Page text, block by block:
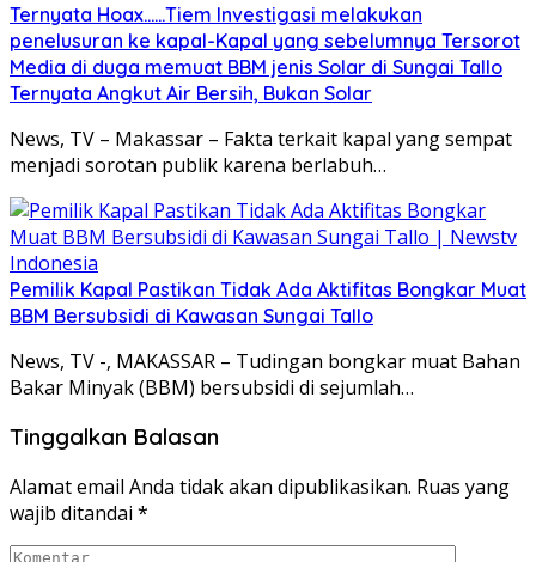
Ternyata Hoax……Tiem Investigasi melakukan
penelusuran ke kapal-Kapal yang sebelumnya Tersorot
Media di duga memuat BBM jenis Solar di Sungai Tallo
Ternyata Angkut Air Bersih, Bukan Solar
News, TV – Makassar – Fakta terkait kapal yang sempat
menjadi sorotan publik karena berlabuh…
Pemilik Kapal Pastikan Tidak Ada Aktifitas Bongkar Muat
BBM Bersubsidi di Kawasan Sungai Tallo
News, TV -, MAKASSAR – Tudingan bongkar muat Bahan
Bakar Minyak (BBM) bersubsidi di sejumlah…
Tinggalkan Balasan
Alamat email Anda tidak akan dipublikasikan. Ruas yang
wajib ditandai *